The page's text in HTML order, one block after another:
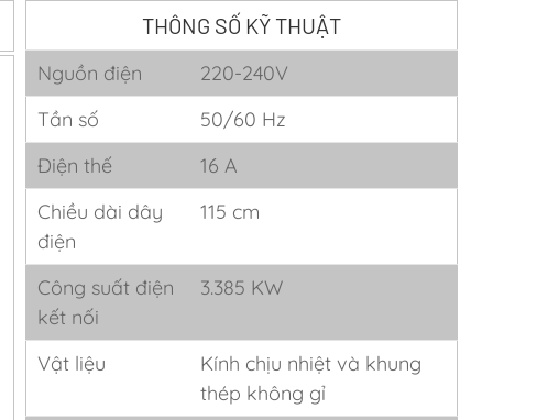
THÔNG SỐ KỸ THUẬT
Nguồn điện
220-240V
Tần số
50/60 Hz
Điện thế
16 A
Chiều dài dây
điện
115 cm
Công suất điện
kết nối
3.385 KW
Vật liệu
Kính chịu nhiệt và khung
thép không gỉ